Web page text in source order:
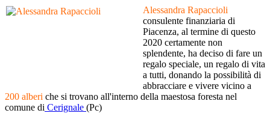
Alessandra Rapaccioli
consulente finanziaria di
Piacenza, al termine di questo
2020 certamente non
splendente, ha deciso di fare un
regalo speciale, un regalo di vita
a tutti, donando la possibilità di
abbracciare e vivere vicino a
200 alberi che si trovano all'interno della maestosa foresta nel
comune di Cerignale (Pc)